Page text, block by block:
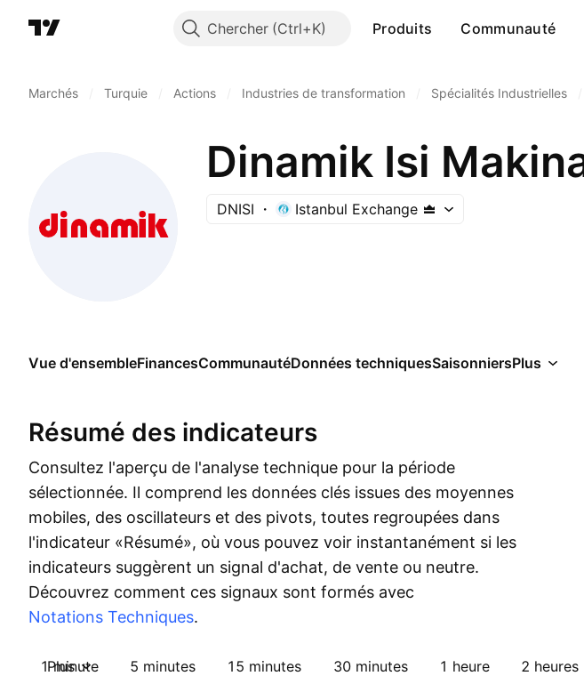
Chercher Produits Communauté
Marchés Turquie Actions Industries de transformation Spécialités Industrielles
DNISI Istanbul Exchange
Vue d'ensembleFinancesCommunautéDonnées techniquesSaisonniersPlus
Résumé des indicateurs
Consultez l'aperçu de l'analyse technique pour la période
sélectionnée. Il comprend les données clés issues des moyennes
mobiles, des oscillateurs et des pivots, toutes regroupées dans
l'indicateur «Résumé», où vous pouvez voir instantanément si les
indicateurs suggèrent un signal d'achat, de vente ou neutre.
Découvrez comment ces signaux sont formés avec
Notations Techniques.
1 minute 5 minutes 15 minutes 30 minutes 1 heure 2 heures
Plus